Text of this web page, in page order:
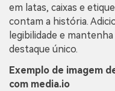
em latas, caixas e
contam a história.
legibilidade e
destaque único.
Exemplo de imagem
com media.io